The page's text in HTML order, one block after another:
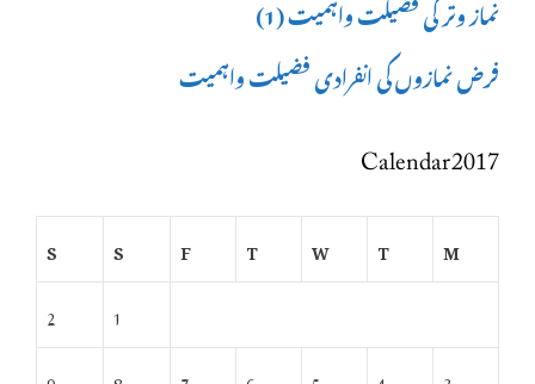
نماز وتر کی فضیلت واہمیت (1)
فرض نمازوں کی انفرادی فضیلت واہمیت
Calendar 2017
M
T
W
T
F
S
S
1
2